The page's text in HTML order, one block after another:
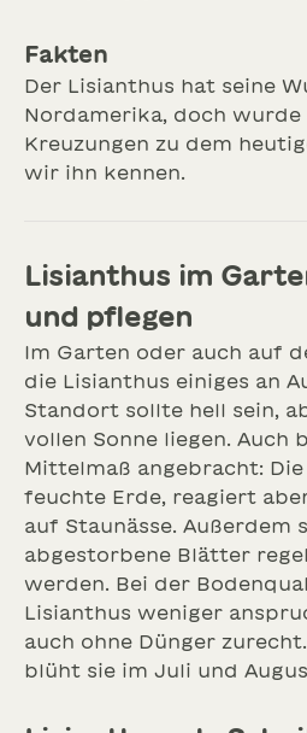
Fakten
Der Lisianthus hat seine
Nordamerika, doch
Kreuzungen zu dem
wir ihn kennen.
Lisianthus im
und pflegen
Im Garten oder auch auf
die Lisianthus einiges an
Standort sollte hell sein,
vollen Sonne liegen. Auch
Mittelmaß angebracht:
feuchte Erde, reagiert
auf Staunässe. Außerdem
abgestorbene Blätter
werden. Bei der
Lisianthus weniger
auch ohne Dünger
blüht sie im Juli und